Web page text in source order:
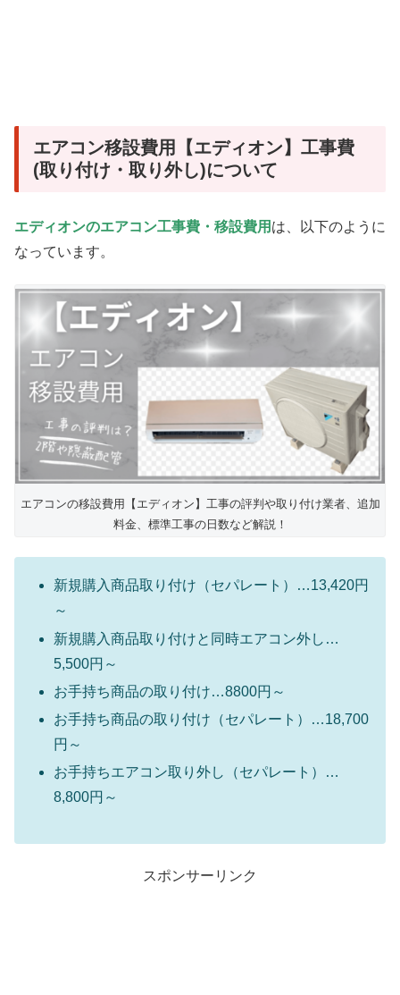
エアコン移設費用【エディオン】工事費
(取り付け・取り外し)について
エディオンのエアコン工事費・移設費用 は、以下のように
なっています。
エアコンの移設費用【エディオン】工事の評判や取り付け業者、追加
料金、標準工事の日数など解説！
新規購入商品取り付け（セパレート）…13,420円
～
新規購入商品取り付けと同時エアコン外し…
5,500円～
お手持ち商品の取り付け…8800円～
お手持ち商品の取り付け（セパレート）…18,700
円～
お手持ちエアコン取り外し（セパレート）…
8,800円～
スポンサーリンク